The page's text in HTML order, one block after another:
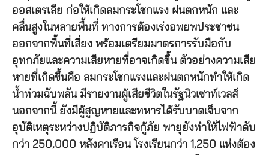
ออสเตรเลีย ก่อให้เกิดลมกระโชกแรง ฝนตกหนัก และ
คลื่นสูงในหลายพื้นที่ ทางการต้องเร่งอพยพประชาชน
ออกจากพื้นที่เสี่ยง พร้อมเตรียมมาตรการรับมือกับ
อุทกภัยและความเสียหายที่อาจเกิดขึ้น ตัวอย่างความเสีย
หายที่เกิดขึ้นคือ ลมกระโชกแรงและฝนตกหนักทำให้เกิด
น้ำท่วมฉับพลัน มีรายงานผู้เสียชีวิตในรัฐนิวเซาท์เวลส์
นอกจากนี้ ยังมีผู้สูญหายและทหารได้รับบาดเจ็บจาก
อุบัติเหตุระหว่างปฏิบัติภารกิจกู้ภัย พายุยังทำให้ไฟฟ้าดับ
กว่า 250,000 หลังคาเรือน โรงเรียนกว่า 1,250 แห่งต้อง